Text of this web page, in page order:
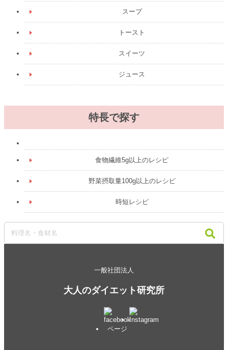
スープ
トースト
スイーツ
ジュース
特長で探す
食物繊維5g以上のレシピ
野菜摂取量100g以上のレシピ
時短レシピ
一般社団法人
大人のダイエット研究所